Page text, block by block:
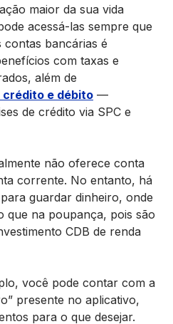
maior da sua vida
acessá-las sempre que
contas bancárias é
com taxas e
além de
e débito —
de crédito via SPC e
não oferece conta
corrente. No entanto, há
guardar dinheiro, onde
que na poupança, pois são
CDB de renda
você pode contar com a
presente no aplicativo,
para o que desejar.